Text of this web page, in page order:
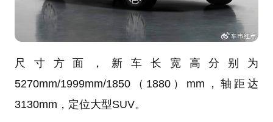
尺寸方面，新车长宽高分别为
5270mm/1999mm/1850（1880）mm，轴距达
3130mm，定位大型SUV。